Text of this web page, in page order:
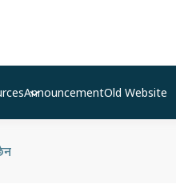
AnnouncementOld Website